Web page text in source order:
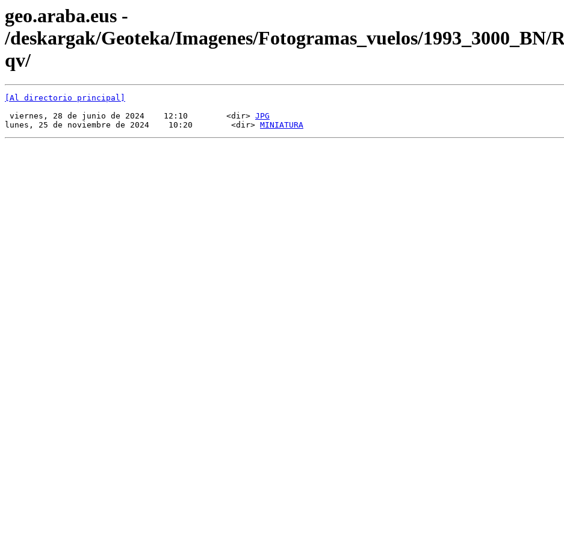
geo.araba.eus -
/deskargak/Geoteka/Imagenes/Fotogramas_vuelos/1993_3000_BN/
qv/
[Al directorio principal]
viernes, 28 de junio de 2024    12:10        <dir> JPG
lunes, 25 de noviembre de 2024    10:20        <dir> MINIATURA